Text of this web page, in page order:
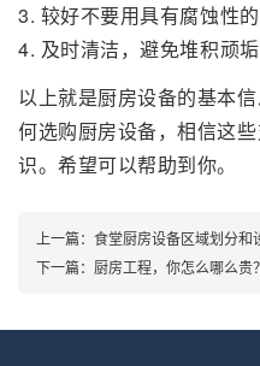
3. 较好不要用具有腐蚀性的
4. 及时清洁，避免堆积顽垢
以上就是厨房设备的基本
何选购厨房设备，相信这
识。希望可以帮助到你。
上一篇： 食堂厨房设备区域划分和
下一篇： 厨房工程，你怎么哪么贵？